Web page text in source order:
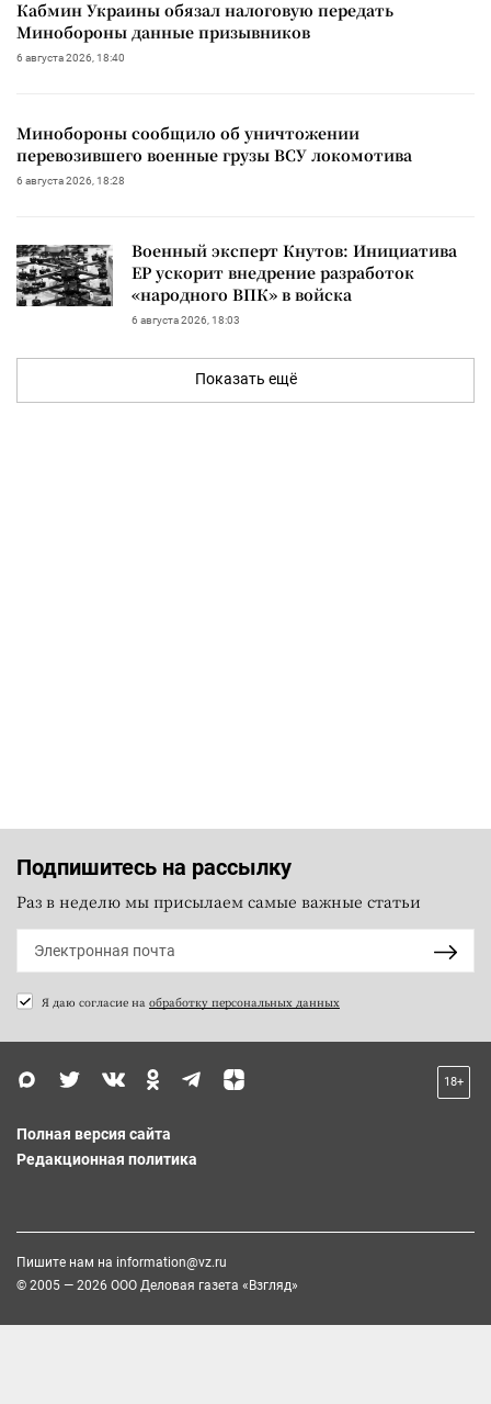
Кабмин Украины обязал налоговую передать
Минобороны данные призывников
6 августа 2026, 18:40
Минобороны сообщило об уничтожении
перевозившего военные грузы ВСУ локомотива
6 августа 2026, 18:28
Военный эксперт Кнутов: Инициатива
ЕР ускорит внедрение разработок
«народного ВПК» в войска
6 августа 2026, 18:03
Показать ещё
Подпишитесь на рассылку
Раз в неделю мы присылаем самые важные статьи
Я даю согласие на обработку персональных данных
18+
Полная версия сайта
Редакционная политика
Пишите нам на information@vz.ru
© 2005 — 2026 ООО Деловая газета «Взгляд»